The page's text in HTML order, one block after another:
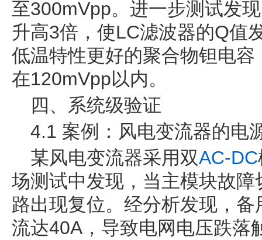
至300mVpp。进一步测试发
升高3倍，使LC滤波器的Q值
低温特性更好的聚合物钽电
在120mVpp以内。
四、系统级验证
4.1 案例：风电变流器的电
某风电变流器采用双AC-DC
场测试中发现，当主模块故
路出现复位。经分析发现，
流达40A，导致电网电压跌落